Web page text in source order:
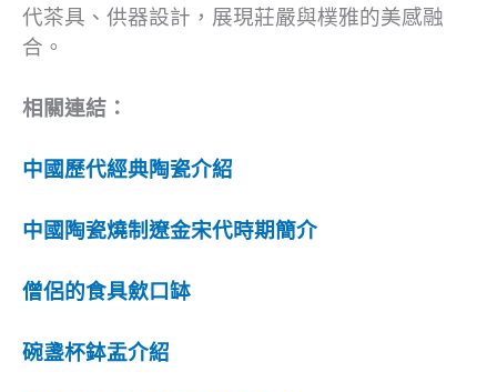
代茶具、供器設計，展現莊嚴與樸雅的美感融
合。
相關連結：
中國歷代經典陶瓷介紹
中國陶瓷燒制遼金宋代時期簡介
僧侶的食具歛口缽
碗盞杯鉢盂介紹